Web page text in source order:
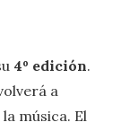
4º edición.
a
música. El